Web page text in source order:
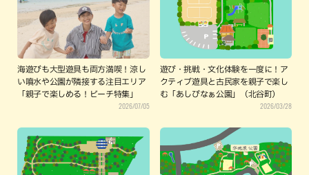
海遊びも大型遊具も両方満喫！涼し
い噴水や公園が隣接する注目エリア
「親子で楽しめる！ビーチ特集」
2026/07/05
遊び・挑戦・文化体験を一度に！ア
クティブ遊具と古民家を親子で楽し
む「あしびなぁ公園」（北谷町）
2026/03/28